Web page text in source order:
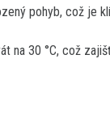
pohyb, což je
na 30 °C, což